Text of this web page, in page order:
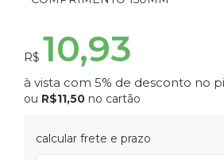
R$ 10,93
à vista com 5% de desconto no
ou R$11,50 no cartão
calcular frete e prazo